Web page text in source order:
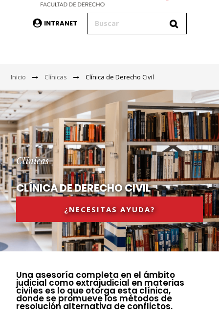
INTRANET
Inicio Clínicas Clínica de Derecho Civil
Clínicas
CLÍNICA DE DERECHO CIVIL
¿NECESITAS AYUDA?
Una asesoría completa en el ámbito
judicial como extrajudicial en materias
civiles es lo que otorga esta clínica,
donde se promueve los métodos de
resolución alternativa de conflictos.